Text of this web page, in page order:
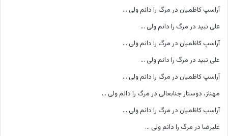
آراسپ کاظمیان در مرگ را دانم ولی …
علی نبید در مرگ را دانم ولی …
آراسپ کاظمیان در مرگ را دانم ولی …
علی نبید در مرگ را دانم ولی …
آراسپ کاظمیان در مرگ را دانم ولی …
مهناز، دوستار جنابعالی در مرگ را دانم ولی …
آراسپ کاظمیان در مرگ را دانم ولی …
علیرضا در مرگ را دانم ولی …